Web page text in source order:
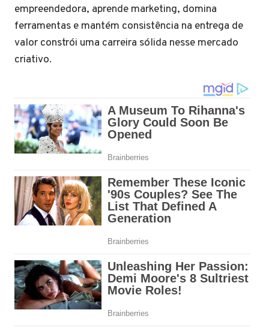
empreendedora, aprende marketing, domina
ferramentas e mantém consistência na entrega de
valor constrói uma carreira sólida nesse mercado
criativo.